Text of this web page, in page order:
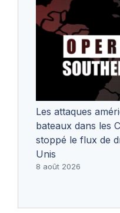
Les attaques
bateaux dans les
stoppé le flux de
Unis
8 août 2026